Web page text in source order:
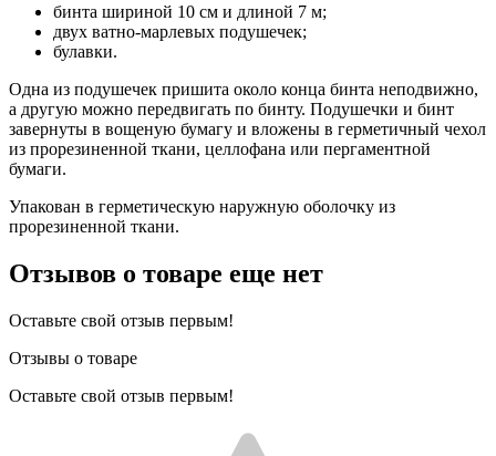
бинта шириной 10 см и длиной 7 м;
двух ватно-марлевых подушечек;
булавки.
Одна из подушечек пришита около конца бинта неподвижно,
а другую можно передвигать по бинту. Подушечки и бинт
завернуты в вощеную бумагу и вложены в герметичный чехол
из прорезиненной ткани, целлофана или пергаментной
бумаги.
Упакован в герметическую наружную оболочку из
прорезиненной ткани.
Отзывов о товаре еще нет
Оставьте свой отзыв первым!
Отзывы о товаре
Оставьте свой отзыв первым!